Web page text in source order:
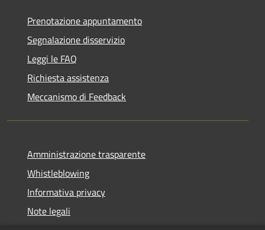
Prenotazione appuntamento
Segnalazione disservizio
Leggi le FAQ
Richiesta assistenza
Meccanismo di Feedback
Amministrazione trasparente
Whistleblowing
Informativa privacy
Note legali